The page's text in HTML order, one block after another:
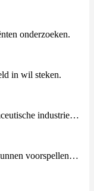
onderzoeken.
in wil steken.
industrie…
voorspellen…